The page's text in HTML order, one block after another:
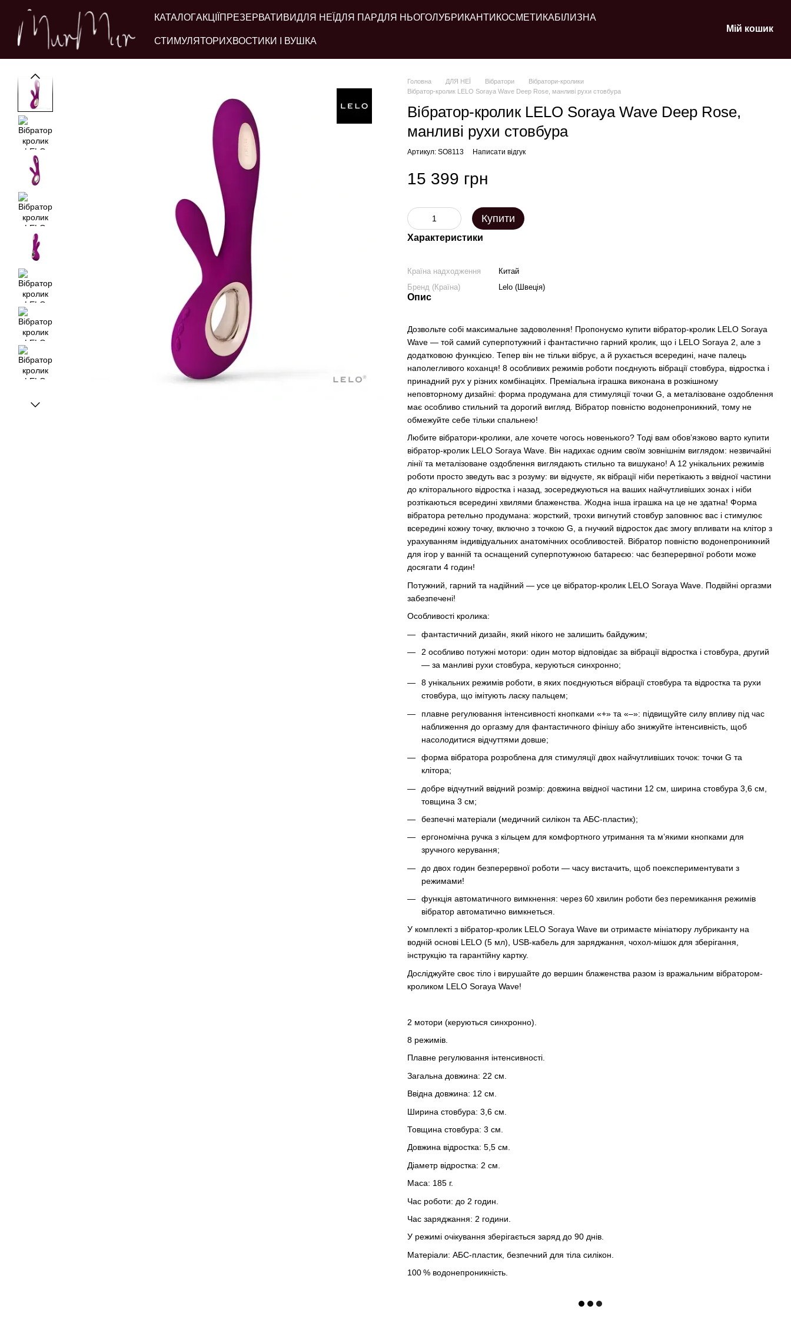
Перейти до основного контенту
КАТАЛОГАКЦІЇ ПРЕЗЕРВАТИВИДЛЯ НЕЇ ДЛЯ ПАРДЛЯ НЬОГОЛУБРИКАНТИ КОСМЕТИКАБІЛИЗНА
СТИМУЛЯТОРИ ХВОСТИКИ І ВУШКА
Мій кошик
Головна ДЛЯ НЕЇ Вібратори
Вібратори-кролики
Вібратор-кролик LELO Soraya Wave Deep Rose, манливі рухи стовбура
Вібратор-кролик LELO Soraya Wave Deep Rose,
манливі рухи стовбура
Артикул: SO8113 Написати відгук
15 399 грн
Купити
Характеристики
Країна надходження
Китай
Бренд (Країна)
Lelo (Швеція)
Опис
Дозвольте собі максимальне задоволення! Пропонуємо купити вібратор-кролик LELO Soraya
Wave — той самий суперпотужний і фантастично гарний кролик, що і LELO Soraya 2, але з
додатковою функцією. Тепер він не тільки вібрує, а й рухається всередині, наче палець
наполегливого коханця! 8 особливих режимів роботи поєднують вібрації стовбура, відростка і
принадний рух у різних комбінаціях. Преміальна іграшка виконана в розкішному
неповторному дизайні: форма продумана для стимуляції точки G, а металізоване оздоблення
має особливо стильний та дорогий вигляд. Вібратор повністю водонепроникний, тому не
обмежуйте себе тільки спальнею!
Любите вібратори-кролики, але хочете чогось новенького? Тоді вам обов’язково варто купити
вібратор-кролик LELO Soraya Wave. Він надихає одним своїм зовнішнім виглядом: незвичайні
лінії та металізоване оздоблення виглядають стильно та вишукано! А 12 унікальних режимів
роботи просто зведуть вас з розуму: ви відчуєте, як вібрації ніби перетікають з ввідної частини
до кліторального відростка і назад, зосереджуються на ваших найчутливіших зонах і ніби
розтікаються всередині хвилями блаженства. Жодна інша іграшка на це не здатна! Форма
вібратора ретельно продумана: жорсткий, трохи вигнутий стовбур заповнює вас і стимулює
всередині кожну точку, включно з точкою G, а гнучкий відросток дає змогу впливати на клітор з
урахуванням індивідуальних анатомічних особливостей. Вібратор повністю водонепроникний
для ігор у ванній та оснащений суперпотужною батареєю: час безперервної роботи може
досягати 4 годин!
Потужний, гарний та надійний — усе це вібратор-кролик LELO Soraya Wave. Подвійні оргазми
забезпечені!
Особливості кролика:
фантастичний дизайн, який нікого не залишить байдужим;
2 особливо потужні мотори: один мотор відповідає за вібрації відростка і стовбура, другий
— за манливі рухи стовбура, керуються синхронно;
8 унікальних режимів роботи, в яких поєднуються вібрації стовбура та відростка та рухи
стовбура, що імітують ласку пальцем;
плавне регулювання інтенсивності кнопками «+» та «–»: підвищуйте силу впливу під час
наближення до оргазму для фантастичного фінішу або знижуйте інтенсивність, щоб
насолодитися відчуттями довше;
форма вібратора розроблена для стимуляції двох найчутливіших точок: точки G та
клітора;
добре відчутний ввідний розмір: довжина ввідної частини 12 см, ширина стовбура 3,6 см,
товщина 3 см;
безпечні матеріали (медичний силікон та АБС-пластик);
ергономічна ручка з кільцем для комфортного утримання та м’якими кнопками для
зручного керування;
до двох годин безперервної роботи — часу вистачить, щоб поекспериментувати з
режимами!
функція автоматичного вимкнення: через 60 хвилин роботи без перемикання режимів
вібратор автоматично вимкнеться.
У комплекті з вібратор-кролик LELO Soraya Wave ви отримаєте мініатюру лубриканту на
водній основі LELO (5 мл), USB-кабель для заряджання, чохол-мішок для зберігання,
інструкцію та гарантійну картку.
Досліджуйте своє тіло і вирушайте до вершин блаженства разом із вражальним вібратором-
кроликом LELO Soraya Wave!
2 мотори (керуються синхронно).
8 режимів.
Плавне регулювання інтенсивності.
Загальна довжина: 22 см.
Ввідна довжина: 12 см.
Ширина стовбура: 3,6 см.
Товщина стовбура: 3 см.
Довжина відростка: 5,5 см.
Діаметр відростка: 2 см.
Маса: 185 г.
Час роботи: до 2 годин.
Час заряджання: 2 години.
У режимі очікування зберігається заряд до 90 днів.
Матеріали: АБС-пластик, безпечний для тіла силікон.
100 % водонепроникність.